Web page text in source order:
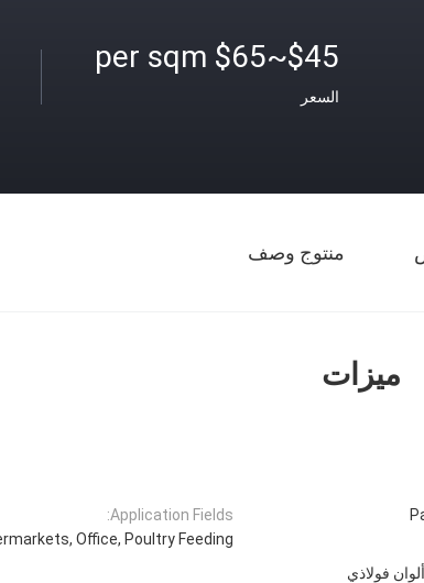
$45~$65 per sqm
السعر
منتوج وصف
ميزات
Application Fields:
Office, Poultry Feeding